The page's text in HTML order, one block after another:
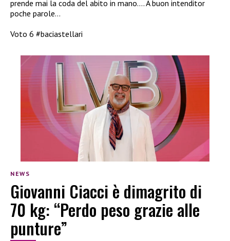
prende mai la coda del abito in mano…. A buon intenditor
poche parole…
Voto 6 #baciastellari
NEWS
Giovanni Ciacci è dimagrito di
70 kg: “Perdo peso grazie alle
punture”